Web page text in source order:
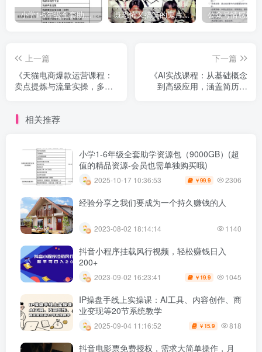
小学1-6年级全套助学资源包（9000GB）(超值的精品资源-会员也需单独购买哦) 既恐怖又搞笑的鬼片（10部猛鬼恐怖片都是喜剧片）
上一篇
《天猫电商爆款运营课程：
卖点提炼与流量实操，多种
下一篇
《AI实战课程：从基础概念
到高级应用，涵盖简历写
相关推荐
小学1-6年级全套助学资源包（9000GB）(超
值的精品资源-会员也需单独购买哦)
2025-10-17 10:36:53 ￥99.9 2306
经验分享之我们要成为一个持久赚钱的人
2023-08-02 18:14:14 1140
抖音小程序挂载风行视频，轻松赚钱日入
200+
2023-09-02 16:23:41 ￥ 19.9 1045
IP操盘手线上实操课：AI工具、内容创作、商
业变现等20节系统教学
2025-09-04 11:16:52 ￥ 15.9 818
抖音电影票免费授权，需求大简单操作，月